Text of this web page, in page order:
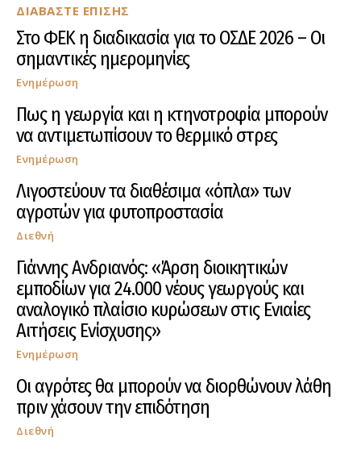
ΔΙΑΒΑΣΤΕ ΕΠΙΣΗΣ
Στο ΦΕΚ η διαδικασία για το ΟΣΔΕ 2026 – Οι
σημαντικές ημερομηνίες
Ενημέρωση
Πως η γεωργία και η κτηνοτροφία μπορούν
να αντιμετωπίσουν το θερμικό στρες
Ενημέρωση
Λιγοστεύουν τα διαθέσιμα «όπλα» των
αγροτών για φυτοπροστασία
Διεθνή
Γιάννης Ανδριανός: «Άρση διοικητικών
εμποδίων για 24.000 νέους γεωργούς και
αναλογικό πλαίσιο κυρώσεων στις Ενιαίες
Αιτήσεις Ενίσχυσης»
Ενημέρωση
Οι αγρότες θα μπορούν να διορθώνουν λάθη
πριν χάσουν την επιδότηση
Διεθνή